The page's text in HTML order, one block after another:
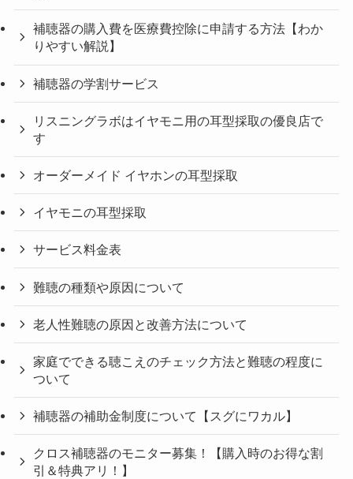
補聴器の購入費を医療費控除に申請する方法【わか
りやすい解説】
補聴器の学割サービス
リスニングラボはイヤモニ用の耳型採取の優良店で
す
オーダーメイド イヤホンの耳型採取
イヤモニの耳型採取
サービス料金表
難聴の種類や原因について
老人性難聴の原因と改善方法について
家庭でできる聴こえのチェック方法と難聴の程度に
ついて
補聴器の補助金制度について【スグにワカル】
クロス補聴器のモニター募集！【購入時のお得な割
引＆特典アリ！】